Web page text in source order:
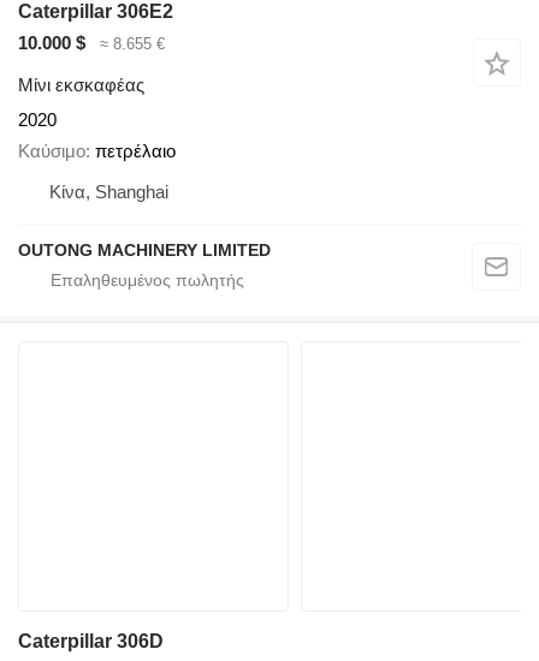
Caterpillar 306E2
10.000 $
≈ 8.655 €
Μίνι εκσκαφέας
2020
Καύσιμο πετρέλαιο
Κίνα, Shanghai
OUTONG MACHINERY LIMITED
Caterpillar 306D